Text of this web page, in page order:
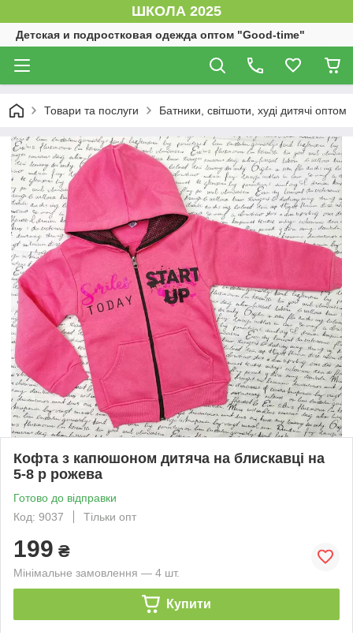
ШКОЛА 2025
Детская и подростковая одежда оптом "Good-time"
Товари та послуги Батники, світшоти, худі дитячі оптом
Кофта з капюшоном дитяча на блискавці на
5-8 р рожева
Готово до відправки
Код: 9037
Тільки опт
199 ₴
Мінімальне замовлення — 4 шт.
Купити